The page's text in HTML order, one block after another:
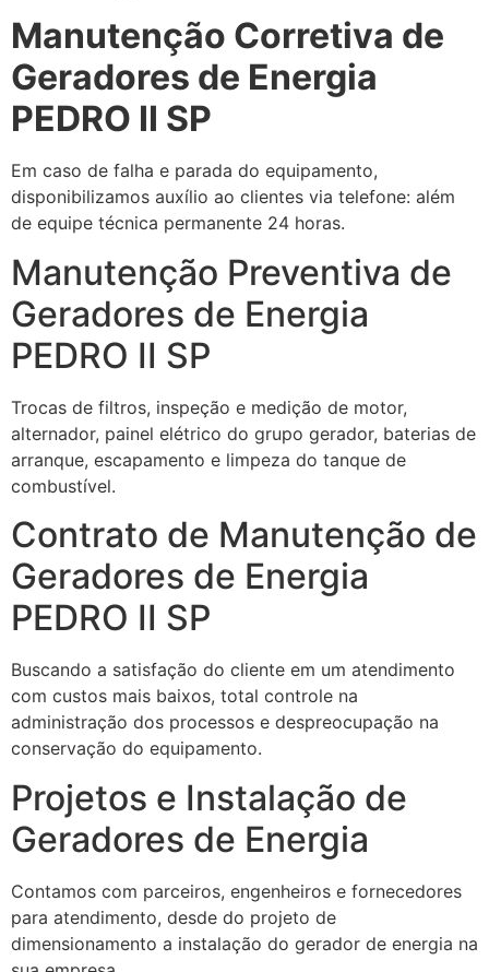
Manutenção Corretiva de
Geradores de Energia
PEDRO II SP
Em caso de falha e parada do equipamento,
disponibilizamos auxílio ao clientes via telefone: além
de equipe técnica permanente 24 horas.
Manutenção Preventiva de
Geradores de Energia
PEDRO II SP
Trocas de filtros, inspeção e medição de motor,
alternador, painel elétrico do grupo gerador, baterias de
arranque, escapamento e limpeza do tanque de
combustível.
Contrato de Manutenção de
Geradores de Energia
PEDRO II SP
Buscando a satisfação do cliente em um atendimento
com custos mais baixos, total controle na
administração dos processos e despreocupação na
conservação do equipamento.
Projetos e Instalação de
Geradores de Energia
Contamos com parceiros, engenheiros e fornecedores
para atendimento, desde do projeto de
dimensionamento a instalação do gerador de energia na